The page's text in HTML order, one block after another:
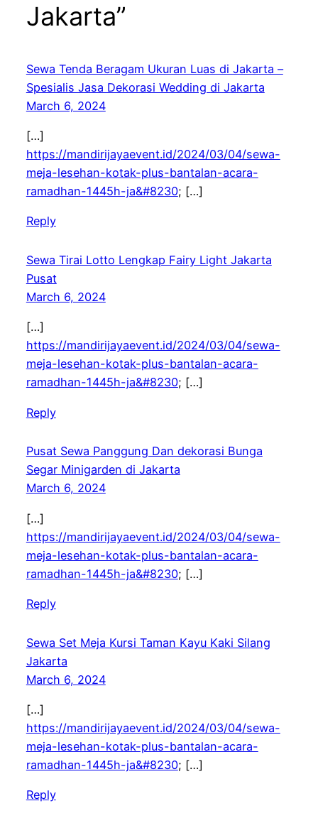
Jakarta”
Sewa Tenda Beragam Ukuran Luas di Jakarta –
Spesialis Jasa Dekorasi Wedding di Jakarta
March 6, 2024
[…]
https://mandirijayaevent.id/2024/03/04/sewa-
meja-lesehan-kotak-plus-bantalan-acara-
ramadhan-1445h-ja&#8230; […]
Reply
Sewa Tirai Lotto Lengkap Fairy Light Jakarta
Pusat
March 6, 2024
[…]
https://mandirijayaevent.id/2024/03/04/sewa-
meja-lesehan-kotak-plus-bantalan-acara-
ramadhan-1445h-ja&#8230; […]
Reply
Pusat Sewa Panggung Dan dekorasi Bunga
Segar Minigarden di Jakarta
March 6, 2024
[…]
https://mandirijayaevent.id/2024/03/04/sewa-
meja-lesehan-kotak-plus-bantalan-acara-
ramadhan-1445h-ja&#8230; […]
Reply
Sewa Set Meja Kursi Taman Kayu Kaki Silang
Jakarta
March 6, 2024
[…]
https://mandirijayaevent.id/2024/03/04/sewa-
meja-lesehan-kotak-plus-bantalan-acara-
ramadhan-1445h-ja&#8230; […]
Reply